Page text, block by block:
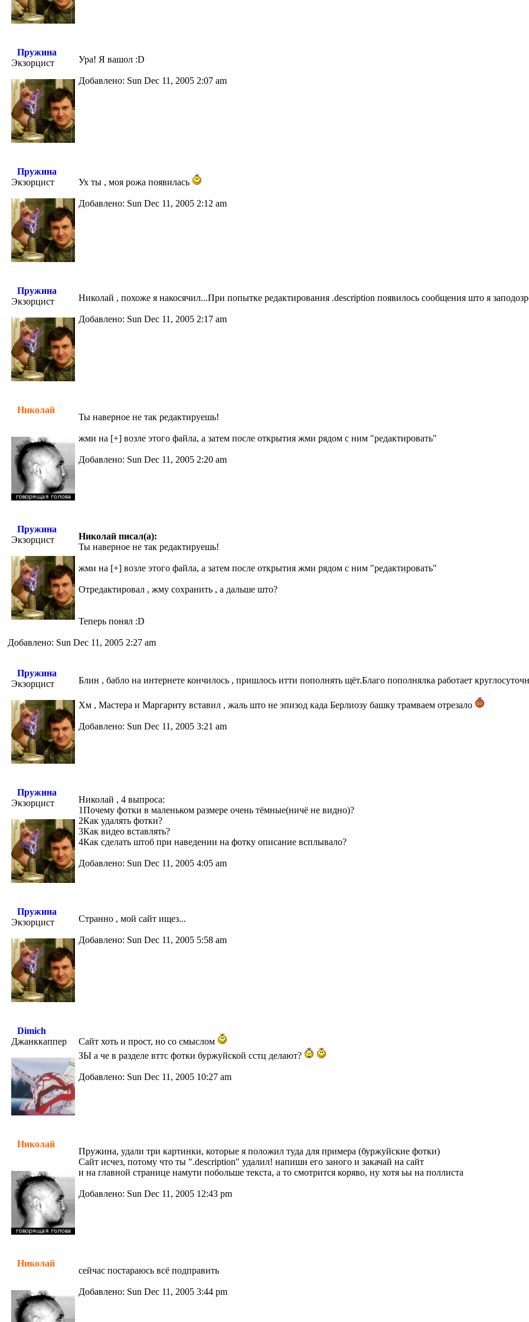
Пружина
Экзорцист
Ура! Я вашол :D
Добавлено: Sun Dec 11, 2005 2:07 am
Пружина
Экзорцист
Ух ты , моя рожа появилась
Добавлено: Sun Dec 11, 2005 2:12 am
Пружина
Экзорцист
Николай , похоже я накосячил...При попытке редактирования .description появилось сообщения што я
Добавлено: Sun Dec 11, 2005 2:17 am
Николай
Ты наверное не так редактируешь!
жми на [+] возле этого файла, а затем после открытия жми рядом с ним "редактировать"
Добавлено: Sun Dec 11, 2005 2:20 am
Пружина
Экзорцист
Николай писал(а):
Ты наверное не так редактируешь!
жми на [+] возле этого файла, а затем после открытия жми рядом с ним "редактировать"
Отредактировал , жму сохранить , а дальше што?
Теперь понял :D
Добавлено: Sun Dec 11, 2005 2:27 am
Пружина
Экзорцист
Блин , бабло на интернете кончилось , пришлось итти пополнять щёт.Благо пополнялка работает
Хм , Мастера и Маргариту вставил , жаль што не эпизод када Берлиозу башку трамваем отрезало
Добавлено: Sun Dec 11, 2005 3:21 am
Пружина
Экзорцист
Николай , 4 выпроса:
1Почему фотки в маленьком размере очень тёмные(ничё не видно)?
2Как удалять фотки?
3Как видео вставлять?
4Как сделать штоб при наведении на фотку описание всплывало?
Добавлено: Sun Dec 11, 2005 4:05 am
Пружина
Экзорцист
Странно , мой сайт ищез...
Добавлено: Sun Dec 11, 2005 5:58 am
Dimich
Джанккаппер
Сайт хоть и прост, но со смыслом
ЗЫ а че в разделе вттс фотки буржуйской сстц делают?
Добавлено: Sun Dec 11, 2005 10:27 am
Николай
Пружина, удали три картинки, которые я положил туда для примера (буржуйские фотки)
Сайт исчез, потому что ты ".description" удалил! напиши его заного и закачай на сайт
и на главной странице намути побольше текста, а то смотрится коряво, ну хотя ьы на поллиста
Добавлено: Sun Dec 11, 2005 12:43 pm
Николай
сейчас постараюсь всё подправить
Добавлено: Sun Dec 11, 2005 3:44 pm